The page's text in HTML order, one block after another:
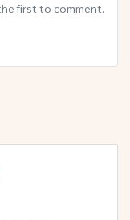
first to comment.